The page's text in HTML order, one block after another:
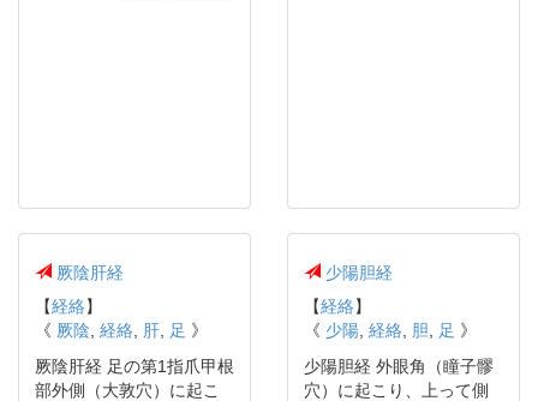
厥陰肝経
【経絡】
《 厥陰 経絡 肝 足 》
厥陰肝経 足の第1指爪甲根
部外側（大敦穴）に起こ
少陽胆経
【経絡】
《 少陽 経絡 胆 足 》
少陽胆経 外眼角（瞳子髎
穴）に起こり、上って側